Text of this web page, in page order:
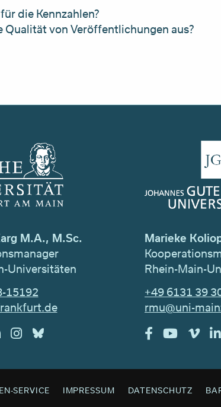
die Kennzahlen?
Qualität von Veröffentlichungen aus?
M.A., M.Sc.
Universitäten
15192
Marieke
Rhein-Main-
+49 6131 39
rmu@uni-
SERVICE IMPRESSUM DATENSCHUTZ